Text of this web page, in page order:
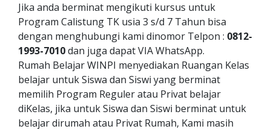
Jika anda berminat mengikuti kursus untuk
Program Calistung TK usia 3 s/d 7 Tahun bisa
dengan menghubungi kami dinomor Telpon : 0812-
1993-7010dan juga dapat VIA WhatsApp.
Rumah Belajar WINPI menyediakan Ruangan Kelas
belajar untuk Siswa dan Siswi yang berminat
memilih Program Reguler atau Privat belajar
diKelas, jika untuk Siswa dan Siswi berminat untuk
belajar dirumah atau Privat Rumah, Kami masih